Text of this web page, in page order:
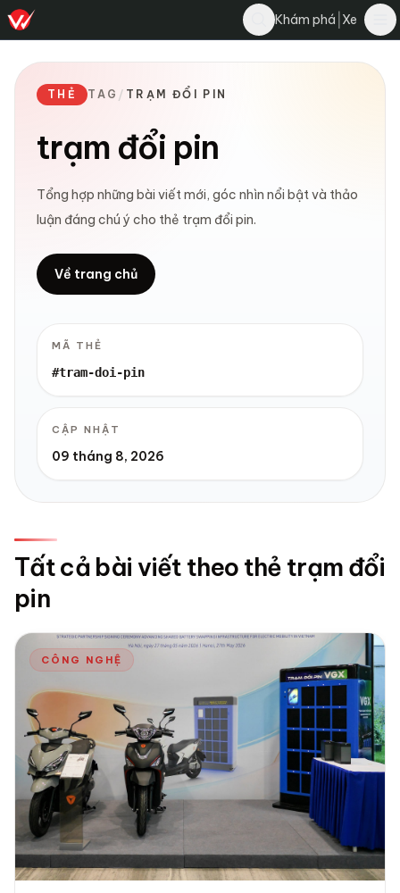
Khám phá Xe
THẺ TAG / TRẠM ĐỔI PIN
trạm đổi pin
Tổng hợp những bài viết mới, góc nhìn nổi bật và thảo
luận đáng chú ý cho thẻ trạm đổi pin.
Về trang chủ
MÃ THẺ
#tram-doi-pin
CẬP NHẬT
09 tháng 8, 2026
Tất cả bài viết theo thẻ trạm đổi
pin
CÔNG NGHỆ